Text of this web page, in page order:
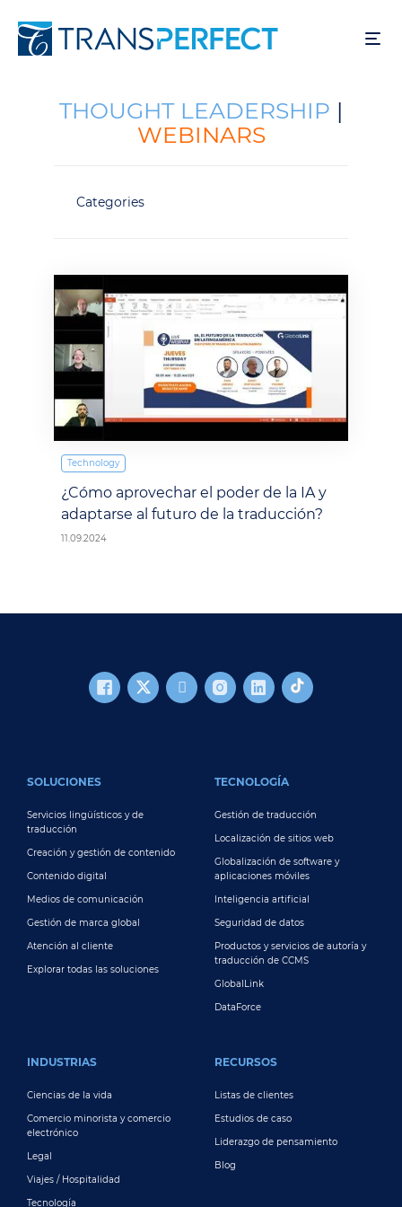
al
THOUGHT LEADERSHIP |
WEBINARS
Categories
Technology
¿Cómo aprovechar el poder de la IA y
adaptarse al futuro de la traducción?
11.09.2024
SOLUCIONES
Servicios lingüísticos y de
traducción
Creación y gestión de contenido
Contenido digital
Medios de comunicación
Gestión de marca global
Atención al cliente
Explorar todas las soluciones
TECNOLOGÍA
Gestión de traducción
Localización de sitios web
Globalización de software y
aplicaciones móviles
Inteligencia artificial
Seguridad de datos
Productos y servicios de autoría y
traducción de CCMS
GlobalLink
DataForce
INDUSTRIAS
Ciencias de la vida
Comercio minorista y comercio
electrónico
Legal
Viajes / Hospitalidad
Tecnología
RECURSOS
Listas de clientes
Estudios de caso
Liderazgo de pensamiento
Blog